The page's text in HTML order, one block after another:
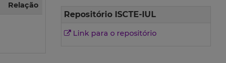
Relação
Repositório ISCTE-IUL
Link para o repositório